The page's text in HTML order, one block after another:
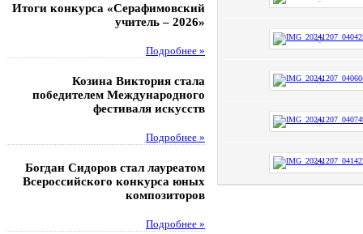
Итоги конкурса «Серафимовский
учитель – 2026»
Подробнее »
Козина Виктория стала
победителем Международного
фестиваля искусств
Подробнее »
Богдан Сидоров стал лауреатом
Всероссийского конкурса юных
композиторов
Подробнее »
Чебаненко Глеб стал
Музафаров Пётр стал
турнира
Педагоги
победителями
этапа XXI